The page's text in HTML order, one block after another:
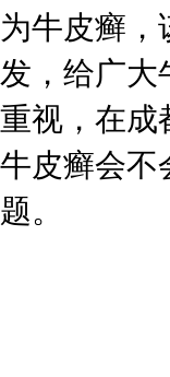
为牛皮癣，
发，给广大
重视，在成
牛皮癣会不
题。